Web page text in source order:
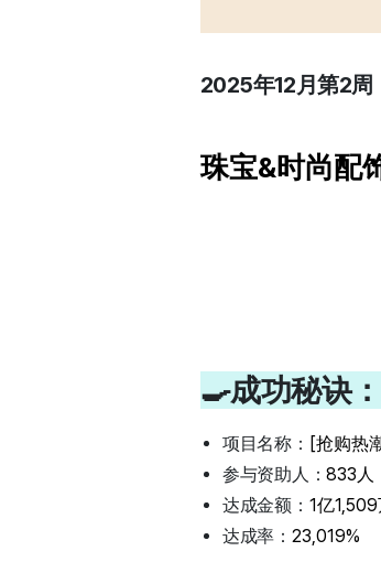
2025年12月第2周
珠宝&时尚配
🍳成功秘诀
项目名称： [抢购热
参与资助人：833人
达成金额： 1亿
达成率： 23,019%